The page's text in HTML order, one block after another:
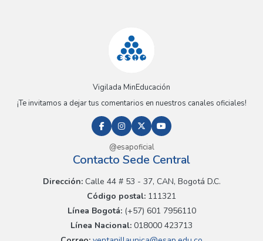
Vigilada MinEducación
¡Te invitamos a dejar tus comentarios en nuestros canales oficiales!
@esapoficial
Contacto Sede Central
Dirección:Calle 44 # 53 - 37, CAN, Bogotá D.C.
Código postal: 111321
Línea Bogotá:(+57) 601 7956110
Línea Nacional: 018000 423713